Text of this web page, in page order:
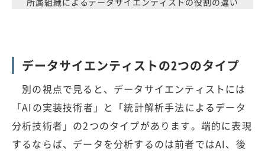
データサイエンティストの2つのタイプ
別の視点で見ると、データサイエンティストには
「AIの実装技術者」と「統計解析手法によるデータ
分析技術者」の2つのタイプがあります。端的に表現
するならば、データを分析するのは前者ではAI、後